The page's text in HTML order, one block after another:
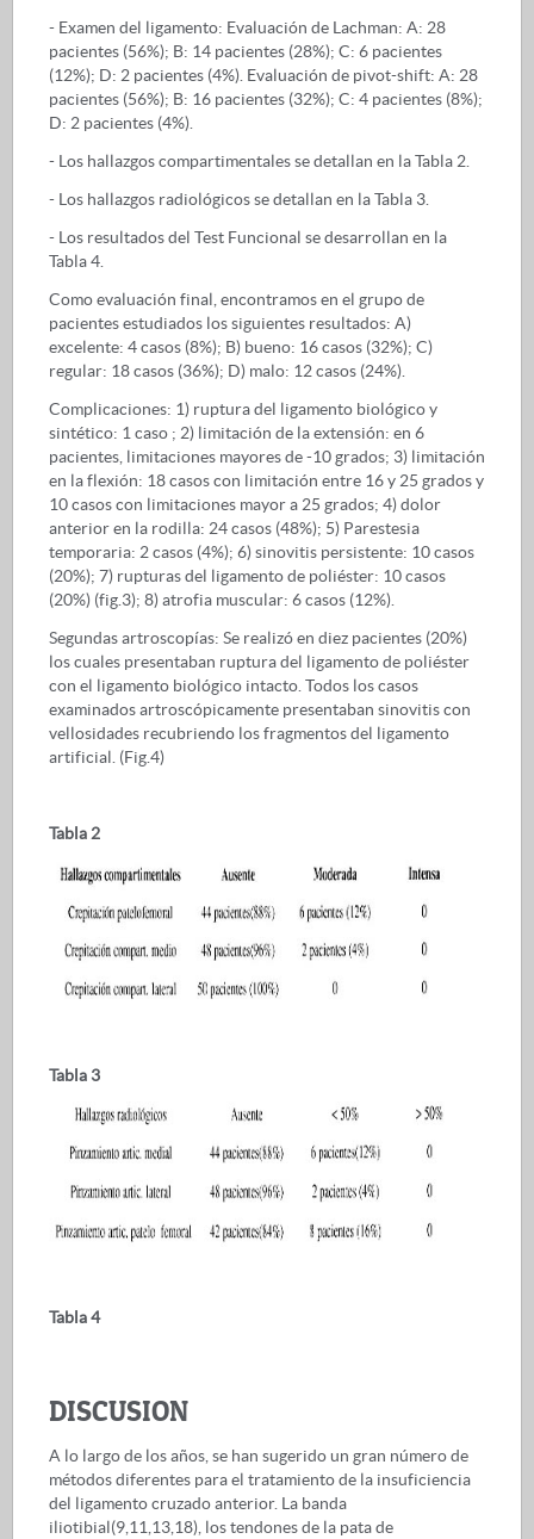
- Examen del ligamento: Evaluación de Lachman: A: 28
pacientes (56%); B: 14 pacientes (28%); C: 6 pacientes
(12%); D: 2 pacientes (4%). Evaluación de pivot-shift: A: 28
pacientes (56%); B: 16 pacientes (32%); C: 4 pacientes (8%);
D: 2 pacientes (4%).
- Los hallazgos compartimentales se detallan en la Tabla 2.
- Los hallazgos radiológicos se detallan en la Tabla 3.
- Los resultados del Test Funcional se desarrollan en la
Tabla 4.
Como evaluación final, encontramos en el grupo de
pacientes estudiados los siguientes resultados: A)
excelente: 4 casos (8%); B) bueno: 16 casos (32%); C)
regular: 18 casos (36%); D) malo: 12 casos (24%).
Complicaciones: 1) ruptura del ligamento biológico y
sintético: 1 caso ; 2) limitación de la extensión: en 6
pacientes, limitaciones mayores de -10 grados; 3) limitación
en la flexión: 18 casos con limitación entre 16 y 25 grados y
10 casos con limitaciones mayor a 25 grados; 4) dolor
anterior en la rodilla: 24 casos (48%); 5) Parestesia
temporaria: 2 casos (4%); 6) sinovitis persistente: 10 casos
(20%); 7) rupturas del ligamento de poliéster: 10 casos
(20%) (fig.3); 8) atrofia muscular: 6 casos (12%).
Segundas artroscopías: Se realizó en diez pacientes (20%)
los cuales presentaban ruptura del ligamento de poliéster
con el ligamento biológico intacto. Todos los casos
examinados artroscópicamente presentaban sinovitis con
vellosidades recubriendo los fragmentos del ligamento
artificial. (Fig.4)
Tabla 2
Tabla 3
Tabla 4
DISCUSION
A lo largo de los años, se han sugerido un gran número de
métodos diferentes para el tratamiento de la insuficiencia
del ligamento cruzado anterior. La banda
iliotibial(9,11,13,18), los tendones de la pata de